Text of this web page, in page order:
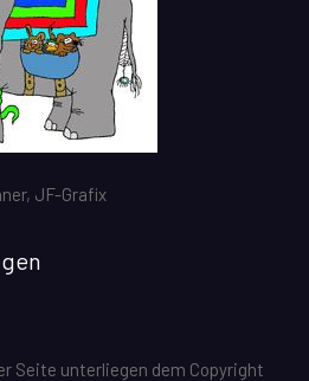
JF-Grafix
Seite unterliegen dem Copyright